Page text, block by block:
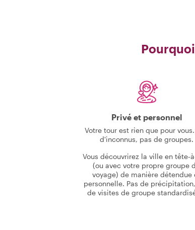
Privé et personnel
Votre tour est rien que pour vous.
d'inconnus, pas de groupes.
Vous découvrirez la ville en tête-
(ou avec votre propre groupe
voyage) de manière détendue
personnelle. Pas de
de visites de groupe